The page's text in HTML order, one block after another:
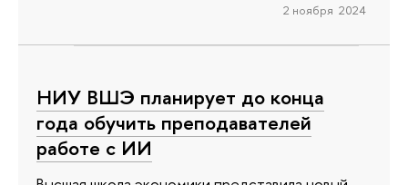
2 ноября 2024
НИУ ВШЭ планирует до конца
года обучить преподавателей
работе с ИИ